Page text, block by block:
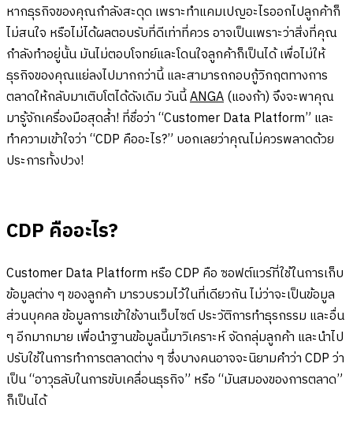
หากธุรกิจของคุณกำลังสะดุด เพราะทำแคมเปญอะไรออกไปลูกค้าก็
ไม่สนใจ หรือไม่ได้ผลตอบรับที่ดีเท่าที่ควร อาจเป็นเพราะว่าสิ่งที่คุณ
กำลังทำอยู่นั้น มันไม่ตอบโจทย์และโดนใจลูกค้าก็เป็นได้ เพื่อไม่ให้
ธุรกิจของคุณแย่ลงไปมากกว่านี้ และสามารถกอบกู้วิกฤตทางการ
ตลาดให้กลับมาเติบโตได้ดังเดิม วันนี้ANGA(แองก้า) จึงจะพาคุณ
มารู้จักเครื่องมือสุดล้ำ! ที่ชื่อว่า “Customer Data Platform” และ
ทำความเข้าใจว่า “CDP คืออะไร?” บอกเลยว่าคุณไม่ควรพลาดด้วย
ประการทั้งปวง!
CDP คืออะไร?
Customer Data Platform หรือ CDP คือ ซอฟต์แวร์ที่ใช้ในการเก็บ
ข้อมูลต่าง ๆ ของลูกค้า มารวบรวมไว้ในที่เดียวกัน ไม่ว่าจะเป็นข้อมูล
ส่วนบุคคล ข้อมูลการเข้าใช้งานเว็บไซต์ ประวัติการทำธุรกรรม และอื่น
ๆ อีกมากมาย เพื่อนำฐานข้อมูลนี้มาวิเคราะห์ จัดกลุ่มลูกค้า และนำไป
ปรับใช้ในการทำการตลาดต่าง ๆ ซึ่งบางคนอาจจะนิยามคำว่า CDP ว่า
เป็น “อาวุธลับในการขับเคลื่อนธุรกิจ” หรือ “มันสมองของการตลาด”
ก็เป็นได้